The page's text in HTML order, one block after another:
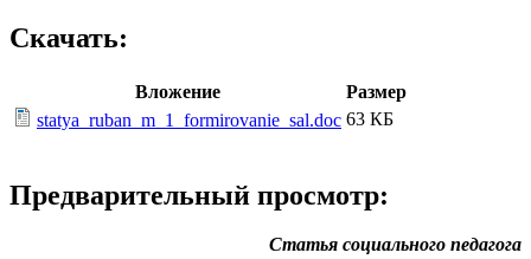
Скачать:
Вложение
Размер
statya_ruban_m_1_formirovanie_sal.doc 63 КБ
Предварительный просмотр:
Статья социального педагога